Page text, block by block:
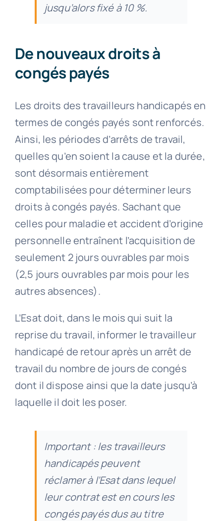
jusqu’alors fixé à 10 %.
De nouveaux droits à
congés payés
Les droits des travailleurs handicapés en
termes de congés payés sont renforcés.
Ainsi, les périodes d’arrêts de travail,
quelles qu’en soient la cause et la durée,
sont désormais entièrement
comptabilisées pour déterminer leurs
droits à congés payés. Sachant que
celles pour maladie et accident d’origine
personnelle entraînent l’acquisition de
seulement 2 jours ouvrables par mois
(2,5 jours ouvrables par mois pour les
autres absences).
L’Esat doit, dans le mois qui suit la
reprise du travail, informer le travailleur
handicapé de retour après un arrêt de
travail du nombre de jours de congés
dont il dispose ainsi que la date jusqu’à
laquelle il doit les poser.
Important : les travailleurs
handicapés peuvent
réclamer à l’Esat dans lequel
leur contrat est en cours les
congés payés dus au titre